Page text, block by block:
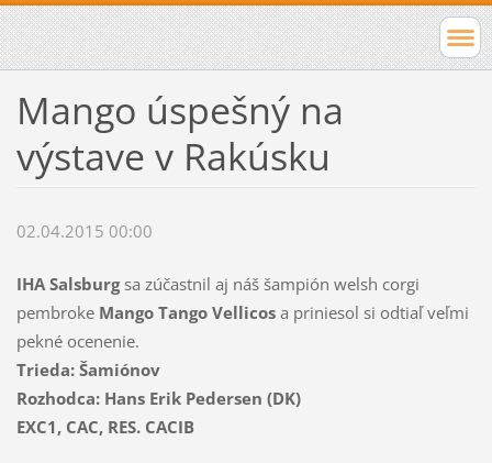
Mango úspešný na
výstave v Rakúsku
02.04.2015 00:00
IHA Salsburgsa zúčastnil aj náš šampión welsh corgi
pembroke Mango Tango Vellicosa priniesol si odtiaľ veľmi
pekné ocenenie.
Trieda: Šamiónov
Rozhodca: Hans Erik Pedersen (DK)
EXC1, CAC, RES. CACIB